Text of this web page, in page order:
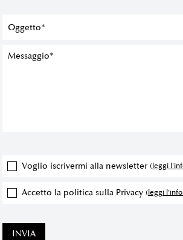
Voglio iscrivermi alla newsletter (leggi
Accetto la politica sulla Privacy (leggi
INVIA